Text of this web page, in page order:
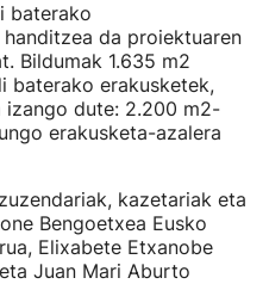
baterako
da proiektuaren
Bildumak 1.635 m2
baterako erakusketek,
izango dute: 2.200 m2-
erakusketa-azalera
kazetariak eta
Bengoetxea Eusko
Elixabete Etxanobe
Juan Mari Aburto